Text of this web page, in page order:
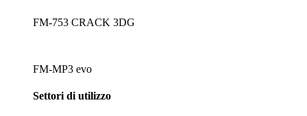
FM-753 CRACK 3DG
FM-MP3 evo
Settori di utilizzo